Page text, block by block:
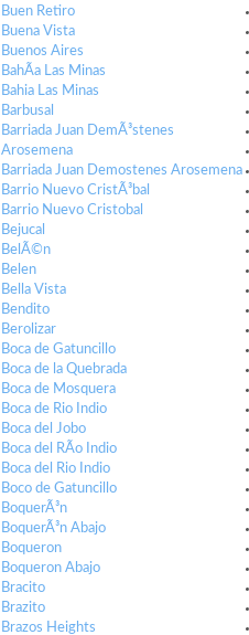
Buen Retiro
Buena Vista
Buenos Aires
BahÃ­a Las Minas
Bahia Las Minas
Barbusal
Barriada Juan DemÃ³stenes
Arosemena
Barriada Juan Demostenes Arosemena
Barrio Nuevo CristÃ³bal
Barrio Nuevo Cristobal
Bejucal
BelÃ©n
Belen
Bella Vista
Bendito
Berolizar
Boca de Gatuncillo
Boca de la Quebrada
Boca de Mosquera
Boca de Rio Indio
Boca del Jobo
Boca del RÃ­o Indio
Boca del Rio Indio
Boco de Gatuncillo
BoquerÃ³n
BoquerÃ³n Abajo
Boqueron
Boqueron Abajo
Bracito
Brazito
Brazos Heights